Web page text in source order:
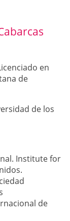
en
de
de los
Institute for
de